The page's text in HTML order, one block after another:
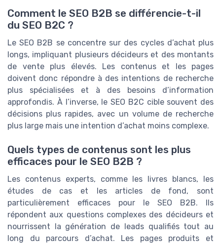
Comment le SEO B2B se différencie-t-il
du SEO B2C ?
Le SEO B2B se concentre sur des cycles d’achat plus
longs, impliquant plusieurs décideurs et des montants
de vente plus élevés. Les contenus et les pages
doivent donc répondre à des intentions de recherche
plus spécialisées et à des besoins d’information
approfondis. À l’inverse, le SEO B2C cible souvent des
décisions plus rapides, avec un volume de recherche
plus large mais une intention d’achat moins complexe.
Quels types de contenus sont les plus
efficaces pour le SEO B2B ?
Les contenus experts, comme les livres blancs, les
études de cas et les articles de fond, sont
particulièrement efficaces pour le SEO B2B. Ils
répondent aux questions complexes des décideurs et
nourrissent la génération de leads qualifiés tout au
long du parcours d’achat. Les pages produits et